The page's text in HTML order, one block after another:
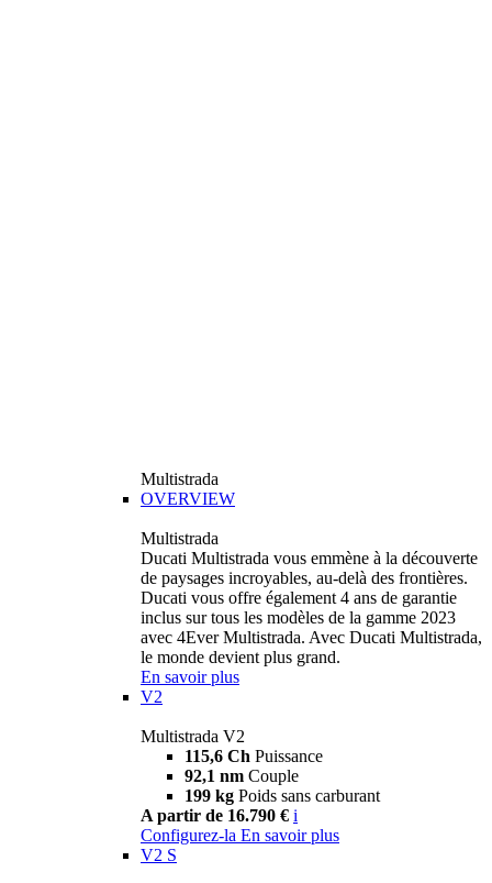
Multistrada
OVERVIEW
Multistrada
Ducati Multistrada vous emmène à la découverte
de paysages incroyables, au-delà des frontières.
Ducati vous offre également 4 ans de garantie
inclus sur tous les modèles de la gamme 2023
avec 4Ever Multistrada. Avec Ducati Multistrada,
le monde devient plus grand.
En savoir plus
V2
Multistrada V2
115,6 Ch Puissance
92,1 nm Couple
199 kg Poids sans carburant
A partir de 16.790 € i
Configurez-la En savoir plus
V2 S